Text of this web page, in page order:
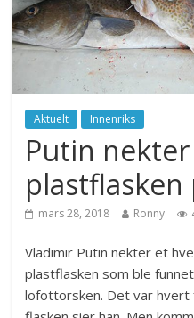
Aktuelt Innenriks
Putin
plastflasken
mars 28, 2018 Ronny
Vladimir Putin nekter et
plastflasken som ble
lofottorsken. Det var hvert